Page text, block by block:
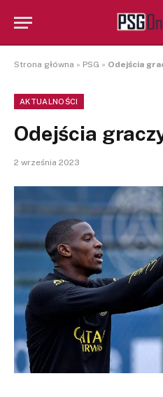
Strona główna » PSG » Odejścia
AKTUALNOŚCI
Odejścia
2 września 2023